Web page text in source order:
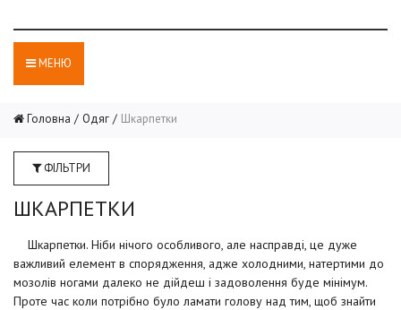
МЕНЮ
Головна Одяг Шкарпетки
ФІЛЬТРИ
ШКАРПЕТКИ
Шкарпетки. Ніби нічого особливого, але насправді, це дуже
важливий елемент в спорядження, адже холодними, натертими до
мозолів ногами далеко не дійдеш і задоволення буде мінімум.
Проте час коли потрібно було ламати голову над тим, щоб знайти